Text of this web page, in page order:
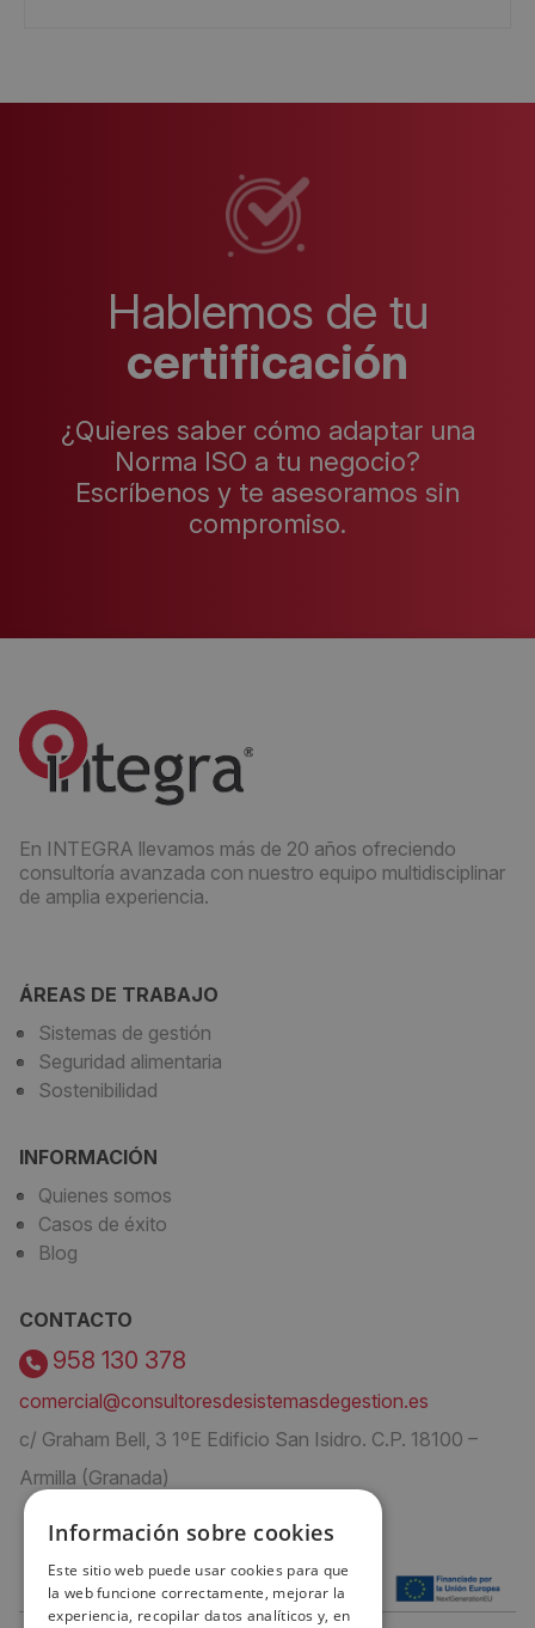
Hablemos de tu
certificación
¿Quieres saber cómo adaptar una
Norma ISO a tu negocio?
Escríbenos y te asesoramos sin
compromiso.
En INTEGRA llevamos más de 20 años ofreciendo
consultoría avanzada con nuestro equipo multidisciplinar
de amplia experiencia.
ÁREAS DE TRABAJO
Sistemas de gestión
Seguridad alimentaria
Sostenibilidad
INFORMACIÓN
Quienes somos
Casos de éxito
Blog
CONTACTO
958 130 378
comercial@consultoresdesistemasdegestion.es
c/ Graham Bell, 3 1ºE Edificio San Isidro. C.P. 18100 –
Armilla (Granada)
Información sobre cookies
Este sitio web puede usar cookies para que
la web funcione correctamente, mejorar la
experiencia, recopilar datos analíticos y, en